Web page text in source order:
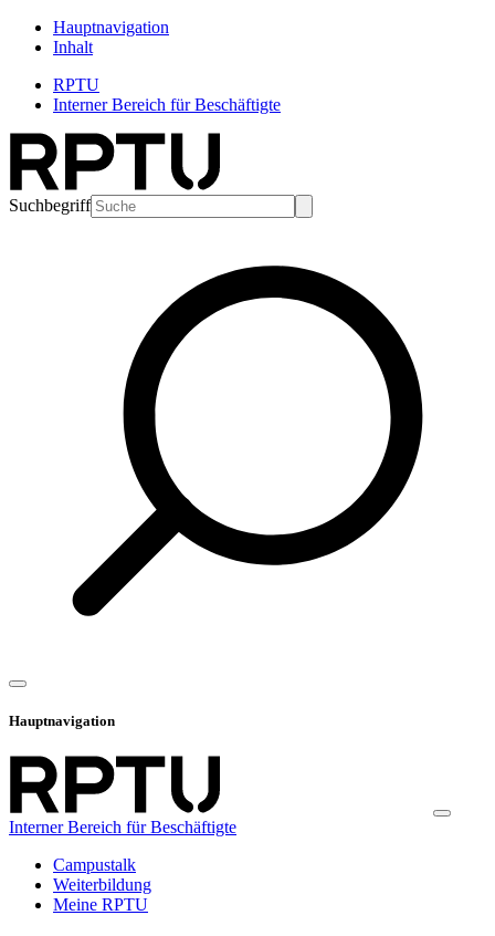
Hauptnavigation
Inhalt
RPTU
Interner Bereich für Beschäftigte
Suchbegriff
Hauptnavigation
Interner Bereich für Beschäftigte
Campustalk
Weiterbildung
Meine RPTU